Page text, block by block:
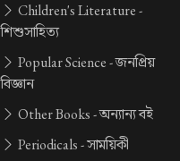
Children's Literature -
শিশুসাহিত্য
Popular Science -জনপ্রিয়
বিজ্ঞান
Other Books -অন্যান্য বই
Periodicals -সাময়িকী